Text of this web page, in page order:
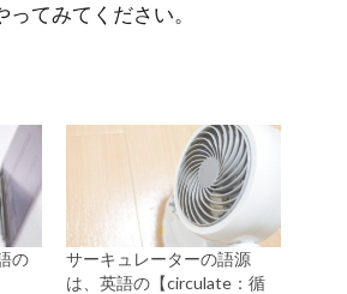
てみてください。
の
サーキュレーターの語源
は、英語の【circulate：循